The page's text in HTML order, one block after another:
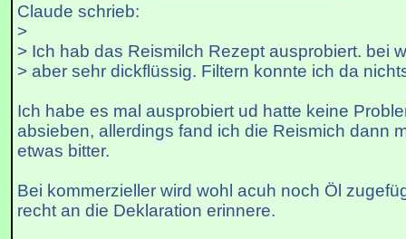
Claude schrieb:
>
> Ich hab das Reismilch Rezept ausprobiert. bei
> aber sehr dickflüssig. Filtern konnte ich da
Ich habe es mal ausprobiert ud hatte keine
absieben, allerdings fand ich die Reismich dann
etwas bitter.
Bei kommerzieller wird wohl acuh noch Öl
recht an die Deklaration erinnere.